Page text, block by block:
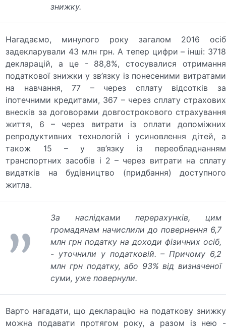
знижку.
Нагадаємо, минулого року загалом 2016 осіб
задекларували 43 млн грн. А тепер цифри – інші: 3718
декларацій, а це - 88,8%, стосувалися отримання
податкової знижки у зв’язку із понесеними витратами
на навчання, 77 – через сплату відсотків за
іпотечними кредитами, 367 – через сплату страхових
внесків за договорами довгострокового страхування
життя, 6 – через витрати із оплати допоміжних
репродуктивних технологій і усиновлення дітей, а
також 15 – у зв’язку із переобладнанням
транспортних засобів і 2 – через витрати на сплату
видатків на будівництво (придбання) доступного
житла.
За наслідками перерахунків, цим
громадянам начислили до повернення 6,7
млн грн податку на доходи фізичних осіб,
- уточнили у податковій. – Причому 6,2
млн грн податку, або 93% від визначеної
суми, уже повернули.
Варто нагадати, що декларацію на податкову знижку
можна подавати протягом року, а разом із нею -